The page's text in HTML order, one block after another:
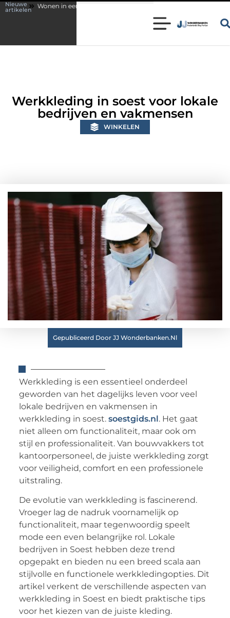
Nieuwe
artikelen
karakteristieke woning in Bunschoten? Controleer of je sloten nog
Werkkleding in soest voor lokale
bedrijven en vakmensen
WINKELEN
Gepubliceerd Door JJ Wonderbanken.nl
Werkkleding is een essentieel onderdeel
geworden van het dagelijks leven voor veel
lokale bedrijven en vakmensen in
werkkleding in soest. soestgids.nl. Het gaat
niet alleen om functionaliteit, maar ook om
stijl en professionaliteit. Van bouwvakkers tot
kantoorpersoneel, de juiste werkkleding zorgt
voor veiligheid, comfort en een professionele
uitstraling.
De evolutie van werkkleding is fascinerend.
Vroeger lag de nadruk voornamelijk op
functionaliteit, maar tegenwoordig speelt
mode een even belangrijke rol. Lokale
bedrijven in Soest hebben deze trend
opgepakt en bieden nu een breed scala aan
stijlvolle en functionele werkkledingopties. Dit
artikel verkent de verschillende aspecten van
werkkleding in Soest en biedt praktische tips
voor het kiezen van de juiste kleding.